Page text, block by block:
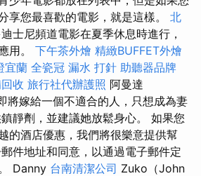
享您最喜歡的電影，就是這樣。 北
士尼頻道電影在夏季休息時進行，
用。 下午茶外燴 精緻BUFFET外燴
宜蘭 全瓷冠 漏水 打針 助聽器品牌
收 旅行社代辦護照 阿曼達
將嫁給一個不適合的人，只想成為妻
靜劑，並建議她放鬆身心。 如果您
的酒店優惠，我們將很樂意提供幫
件地址和同意，以通過電子郵件定
Danny 台南清潔公司 Zuko（John